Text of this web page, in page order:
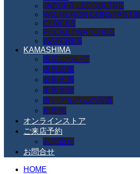
JAEGER LECOULTRE
VACHERON CONSTANTIN
CLOCKS
POCKETWATCHES
WATCHES
KAMASHIMA
当店について
釜島顕勝
釜島光男
釜島光顕
古いアルバムの写真
所在地
オンラインストア
ご来店予約
お問合せ
お問合せ
HOME